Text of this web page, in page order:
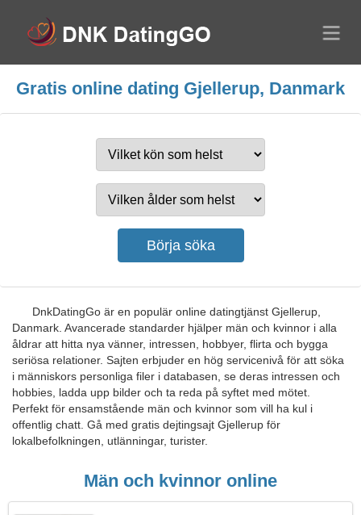
Gratis online dating Gjellerup, Danmark
DnkDatingGo är en populär online datingtjänst Gjellerup,
Danmark. Avancerade standarder hjälper män och kvinnor i alla
åldrar att hitta nya vänner, intressen, hobbyer, flirta och bygga
seriösa relationer. Sajten erbjuder en hög servicenivå för att söka
i människors personliga filer i databasen, se deras intressen och
hobbies, ladda upp bilder och ta reda på syftet med mötet.
Perfekt för ensamstående män och kvinnor som vill ha kul i
offentlig chatt. Gå med gratis dejtingsajt Gjellerup för
lokalbefolkningen, utlänningar, turister.
Män och kvinnor online